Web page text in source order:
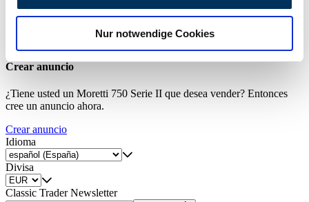
analysieren. Außerdem geben wir Informationen zu Ihrer
Verwendung unserer Website an unsere Partner für
soziale Medien, Werbung und Analysen weiter. Unsere
Partner führen diese Informationen möglicherweise mit
haben oder die sie im Rahmen Ihrer Nutzung der Dienste
Nur notwendige Cookies
Crear alerta de búsqueda
Crear anuncio
¿Tiene usted un Moretti 750 Serie II que desea vender? Entonces
cree un anuncio ahora.
Crear anuncio
Idioma
Divisa
Classic Trader Newsletter